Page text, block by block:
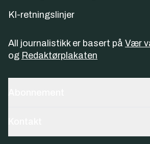
KI-retningslinjer
All journalistikk er basert på Vær
og Redaktørplakaten